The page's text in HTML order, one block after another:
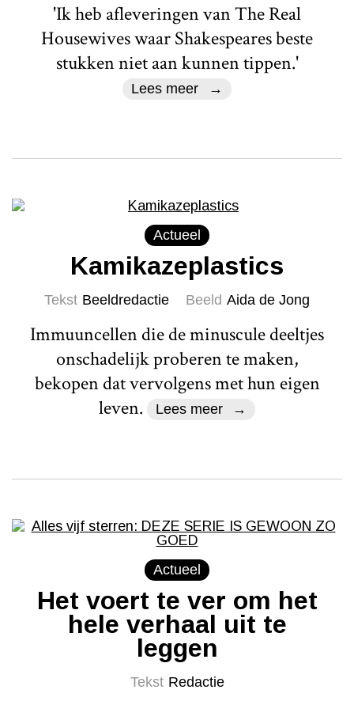
'Ik heb afleveringen van The Real
Housewives waar Shakespeares beste
stukken niet aan kunnen tippen.'
Lees meer
Actueel
Kamikazeplastics
Tekst Beeldredactie Beeld Aida de Jong
Immuuncellen die de minuscule deeltjes
onschadelijk proberen te maken,
bekopen dat vervolgens met hun eigen
leven.
Lees meer
Actueel
Het voert te ver om het
hele verhaal uit te
leggen
Tekst Redactie